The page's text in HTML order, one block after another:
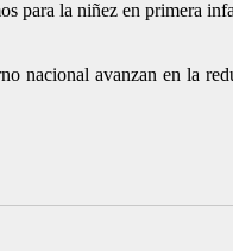
para la niñez en primera
nacional avanzan en la